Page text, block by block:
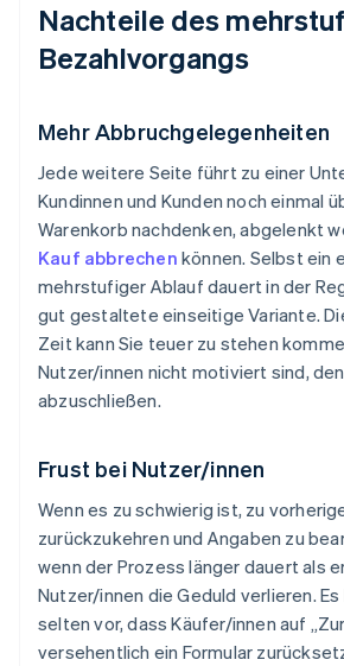
Nachteile des
Bezahlvorgangs
Mehr Abbruchgelegenheiten
Jede weitere Seite führt zu einer
Kundinnen und Kunden noch einmal
Warenkorb nachdenken, abgelenkt
Kauf abbrechen können. Selbst ein
mehrstufiger Ablauf dauert in der
gut gestaltete einseitige Variante.
Zeit kann Sie teuer zu stehen
Nutzer/innen nicht motiviert sind,
abzuschließen.
Frust bei Nutzer/innen
Wenn es zu schwierig ist, zu
zurückzukehren und Angaben zu
wenn der Prozess länger dauert als
Nutzer/innen die Geduld verlieren.
selten vor, dass Käufer/innen auf
versehentlich ein Formular